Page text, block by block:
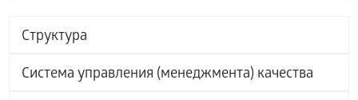
Структура
Система управления (менеджмента) качества